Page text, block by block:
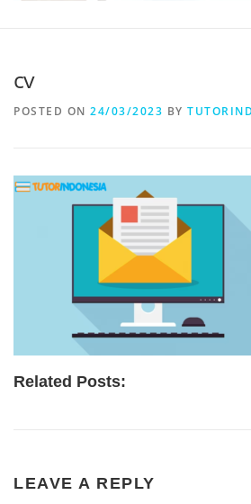
cv
POSTED ON 24/03/2023 BY
Related Posts:
LEAVE A REPLY